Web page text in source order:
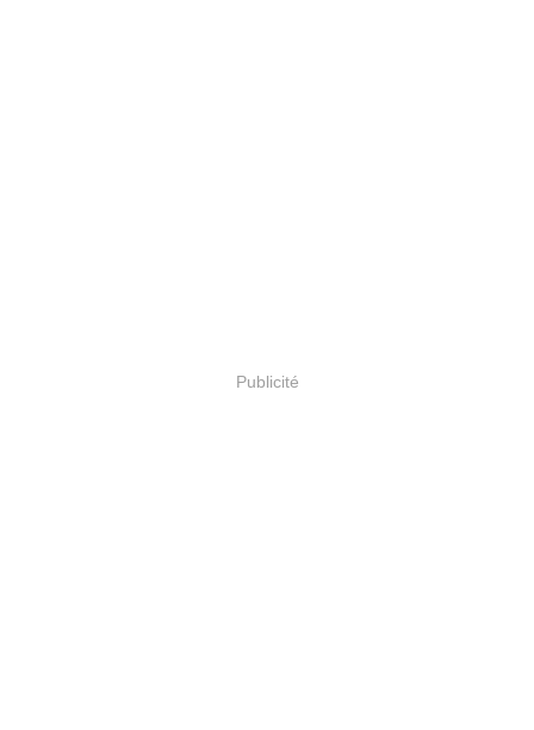
Publicité